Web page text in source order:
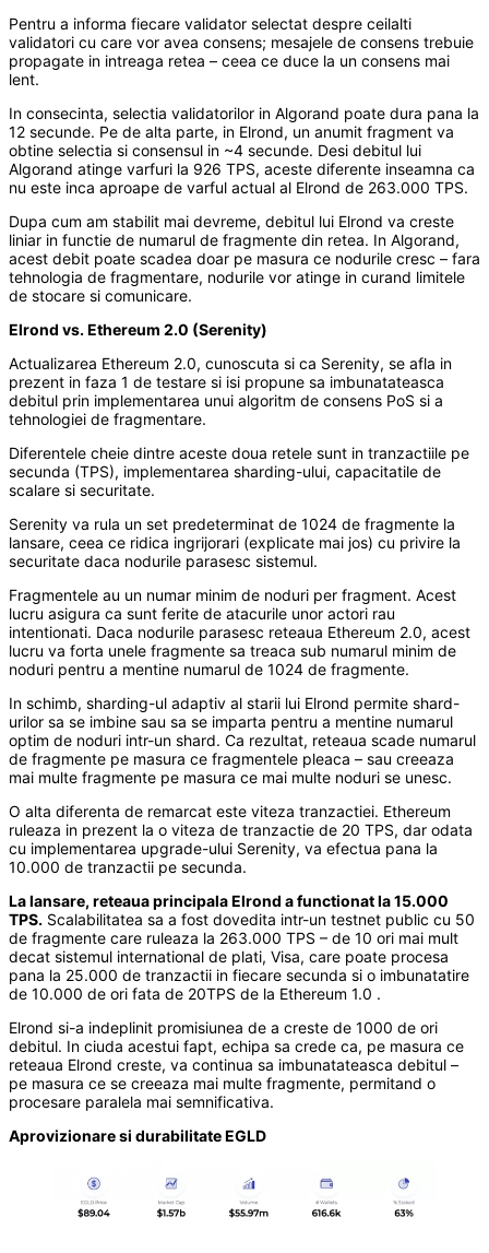
Pentru a informa fiecare validator selectat despre ceilalti
validatori cu care vor avea consens; mesajele de consens trebuie
propagate in intreaga retea – ceea ce duce la un consens mai
lent.
In consecinta, selectia validatorilor in Algorand poate dura pana la
12 secunde. Pe de alta parte, in Elrond, un anumit fragment va
obtine selectia si consensul in ~4 secunde. Desi debitul lui
Algorand atinge varfuri la 926 TPS, aceste diferente inseamna ca
nu este inca aproape de varful actual al Elrond de 263.000 TPS.
Dupa cum am stabilit mai devreme, debitul lui Elrond va creste
liniar in functie de numarul de fragmente din retea. In Algorand,
acest debit poate scadea doar pe masura ce nodurile cresc – fara
tehnologia de fragmentare, nodurile vor atinge in curand limitele
de stocare si comunicare.
Elrond vs. Ethereum 2.0 (Serenity)
Actualizarea Ethereum 2.0, cunoscuta si ca Serenity, se afla in
prezent in faza 1 de testare si isi propune sa imbunatateasca
debitul prin implementarea unui algoritm de consens PoS si a
tehnologiei de fragmentare.
Diferentele cheie dintre aceste doua retele sunt in tranzactiile pe
secunda (TPS), implementarea sharding-ului, capacitatile de
scalare si securitate.
Serenity va rula un set predeterminat de 1024 de fragmente la
lansare, ceea ce ridica ingrijorari (explicate mai jos) cu privire la
securitate daca nodurile parasesc sistemul.
Fragmentele au un numar minim de noduri per fragment. Acest
lucru asigura ca sunt ferite de atacurile unor actori rau
intentionati. Daca nodurile parasesc reteaua Ethereum 2.0, acest
lucru va forta unele fragmente sa treaca sub numarul minim de
noduri pentru a mentine numarul de 1024 de fragmente.
In schimb, sharding-ul adaptiv al starii lui Elrond permite shard-
urilor sa se imbine sau sa se imparta pentru a mentine numarul
optim de noduri intr-un shard. Ca rezultat, reteaua scade numarul
de fragmente pe masura ce fragmentele pleaca – sau creeaza
mai multe fragmente pe masura ce mai multe noduri se unesc.
O alta diferenta de remarcat este viteza tranzactiei. Ethereum
ruleaza in prezent la o viteza de tranzactie de 20 TPS, dar odata
cu implementarea upgrade-ului Serenity, va efectua pana la
10.000 de tranzactii pe secunda.
La lansare, reteaua principala Elrond a functionat la 15.000
TPS. Scalabilitatea sa a fost dovedita intr-un testnet public cu 50
de fragmente care ruleaza la 263.000 TPS – de 10 ori mai mult
decat sistemul international de plati, Visa, care poate procesa
pana la 25.000 de tranzactii in fiecare secunda si o imbunatatire
de 10.000 de ori fata de 20TPS de la Ethereum 1.0 .
Elrond si-a indeplinit promisiunea de a creste de 1000 de ori
debitul. In ciuda acestui fapt, echipa sa crede ca, pe masura ce
reteaua Elrond creste, va continua sa imbunatateasca debitul –
pe masura ce se creeaza mai multe fragmente, permitand o
procesare paralela mai semnificativa.
Aprovizionare si durabilitate EGLD